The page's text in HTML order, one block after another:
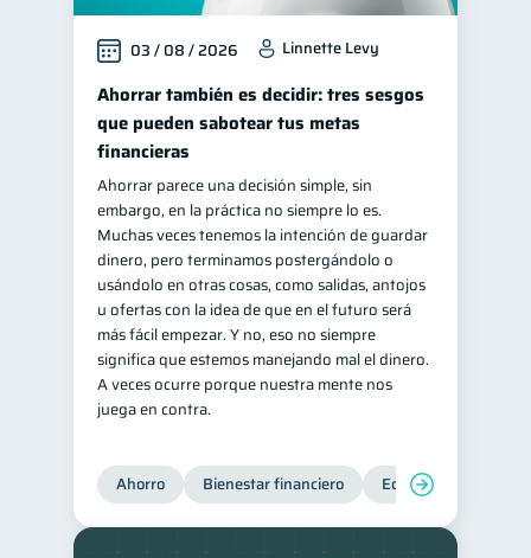
Finanzas para jóvenes 30
Finanzas familiares 25
Inclusión financiera 22
Finanzas para mujeres 20
Seguridad financiera
Productos financieros 11
Organización Financiera 10
Deudas 10
Entidad financiera 8
Préstamos 8 Ahorro 8
Consejos 6
Historial crediticio 6
Ciberseguridad 5
03 / 08 / 2026 Linnette Levy
Ahorrar también es decidir: tres sesgos
que pueden sabotear tus metas
financieras
Ahorrar parece una decisión simple, sin
embargo, en la práctica no siempre lo es.
Muchas veces tenemos la intención de guardar
dinero, pero terminamos postergándolo o
usándolo en otras cosas, como salidas, antojos
u ofertas con la idea de que en el futuro será
más fácil empezar. Y no, eso no siempre
significa que estemos manejando mal el dinero.
A veces ocurre porque nuestra mente nos
juega en contra.
Ahorro Bienestar financiero Educación financiera